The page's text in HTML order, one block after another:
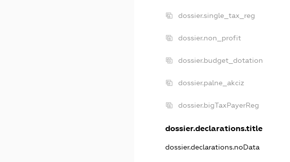
dossier.single_tax_reg
dossier.non_profit
dossier.budget_dotation
dossier.palne_akciz
dossier.bigTaxPayerReg
dossier.declarations.title
dossier.declarations.noData